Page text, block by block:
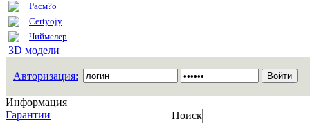
Расм?о
Certyojy
Чиймелер
3D модели
Авторизация:
Информация
Гарантии
Поиск